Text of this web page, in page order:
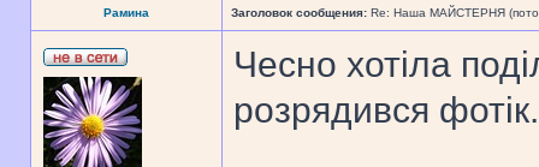
Рамина Заголовок сообщения: Re: Наша МАЙСТЕРНЯ
Чесно хотіла
розрядився фотік.